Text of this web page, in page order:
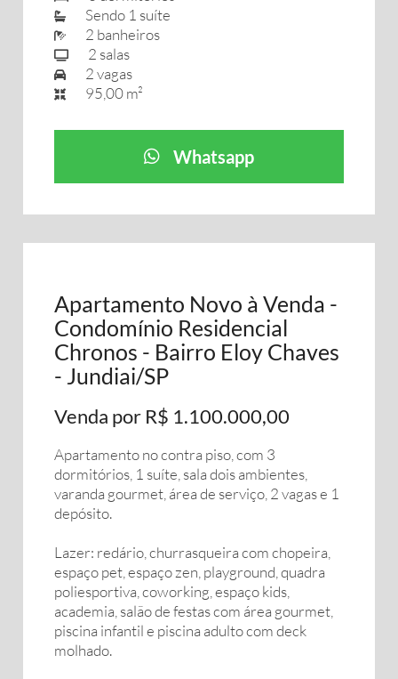
Sendo 1 suíte
2 banheiros
2 salas
2 vagas
95,00 m²
Whatsapp
Apartamento Novo à Venda -
Condomínio Residencial
Chronos - Bairro Eloy Chaves
- Jundiai/SP
Venda por R$ 1.100.000,00
Apartamento no contra piso, com 3
dormitórios, 1 suíte, sala dois ambientes,
varanda gourmet, área de serviço, 2 vagas e 1
depósito.
Lazer: redário, churrasqueira com chopeira,
espaço pet, espaço zen, playground, quadra
poliesportiva, coworking, espaço kids,
academia, salão de festas com área gourmet,
piscina infantil e piscina adulto com deck
molhado.